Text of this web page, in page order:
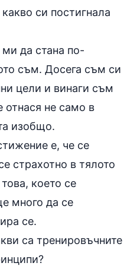
си постигнала
да стана по-
съм. Досега съм си
цели и винаги съм
отнася не само в
изобщо.
е, че се
страхотно в тялото
което се
много да се
се.
са тренировъчните